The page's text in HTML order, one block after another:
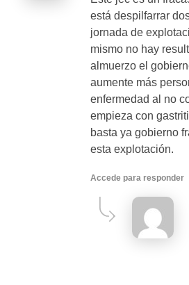
está despilfarrar
jornada de
mismo no hay
almuerzo el
aumente más
enfermedad al no
empieza con
basta ya gobierno
esta explotación.
Accede para responder